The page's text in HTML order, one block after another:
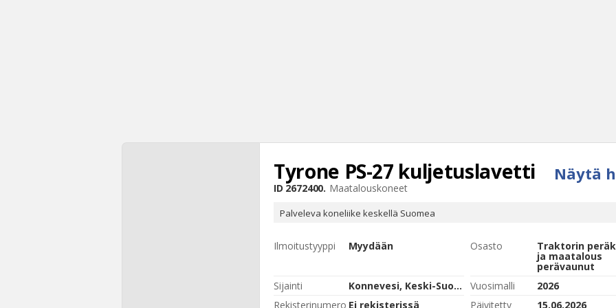
Näytä
Tyrone PS-27 kuljetuslavetti
ID 2672400. Maatalouskoneet
Palveleva koneliike keskellä Suomea
Ilmoitustyyppi Myydään Osasto Traktorin
ja maatalous
perävaunut
Sijainti
Konnevesi, Keski-Suomi Vuosimalli
2026
Rekisterinumero Ei rekisterissä Päivitetty 15.06.2026